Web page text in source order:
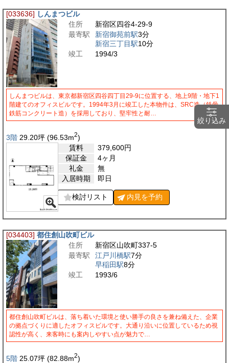
[033636] しんまつビル
住所
新宿区四谷4-29-9
最寄駅
新宿御苑前駅3分
新宿三丁目駅10分
竣工
1994/3
しんまつビルは、東京都新宿区四谷四丁目29-9に位置する、地上9階・地下1
階建てのオフィスビルです。1994年3月に竣工した本物件は、SRC造（鉄骨
鉄筋コンクリート造）を採用しており、堅牢性と耐…
3階 29.20坪 (96.53m2)
賃料
379,600円
保証金
4ヶ月
礼金
無
入居時期
即日
検討リスト 内見を予約
[034403] 都住創山吹町ビル
住所
新宿区山吹町337-5
最寄駅
江戸川橋駅7分
早稲田駅8分
竣工
1993/6
都住創山吹町ビルは、落ち着いた環境と使い勝手の良さを兼ね備えた、企業
の拠点づくりに適したオフィスビルです。大通り沿いに位置しているため視
認性が高く、来客時にも案内しやすい点が魅力で…
5階 25.07坪 (82.88m2)
絞り込み